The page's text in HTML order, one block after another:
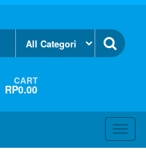
CART
RP0.00